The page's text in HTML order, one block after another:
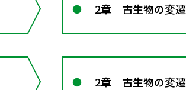
2章 古生物の変
2章 古生物の変